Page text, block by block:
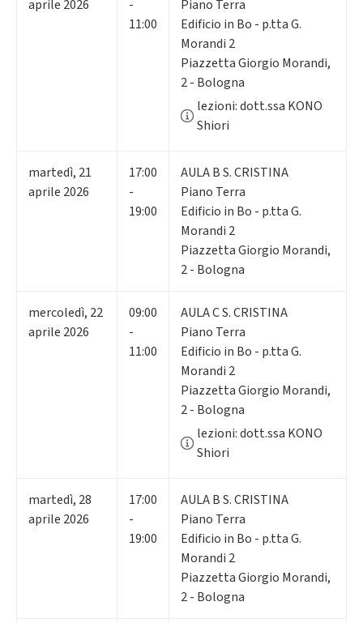
aprile 2026
-
11:00
Piano Terra
Edificio in Bo - p.tta G.
Morandi 2
Piazzetta Giorgio Morandi,
2 - Bologna
lezioni: dott.ssa KONO
Shiori
martedì, 21
aprile 2026
17:00
-
19:00
AULA B S. CRISTINA
Piano Terra
Edificio in Bo - p.tta G.
Morandi 2
Piazzetta Giorgio Morandi,
2 - Bologna
mercoledì, 22
aprile 2026
09:00
-
11:00
AULA C S. CRISTINA
Piano Terra
Edificio in Bo - p.tta G.
Morandi 2
Piazzetta Giorgio Morandi,
2 - Bologna
lezioni: dott.ssa KONO
Shiori
martedì, 28
aprile 2026
17:00
-
19:00
AULA B S. CRISTINA
Piano Terra
Edificio in Bo - p.tta G.
Morandi 2
Piazzetta Giorgio Morandi,
2 - Bologna